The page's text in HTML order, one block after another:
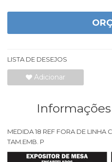
LISTA DE DESEJOS
Adicionar
MEDIDA 18 REF FORA DE LINHA
TAM.EMB. P